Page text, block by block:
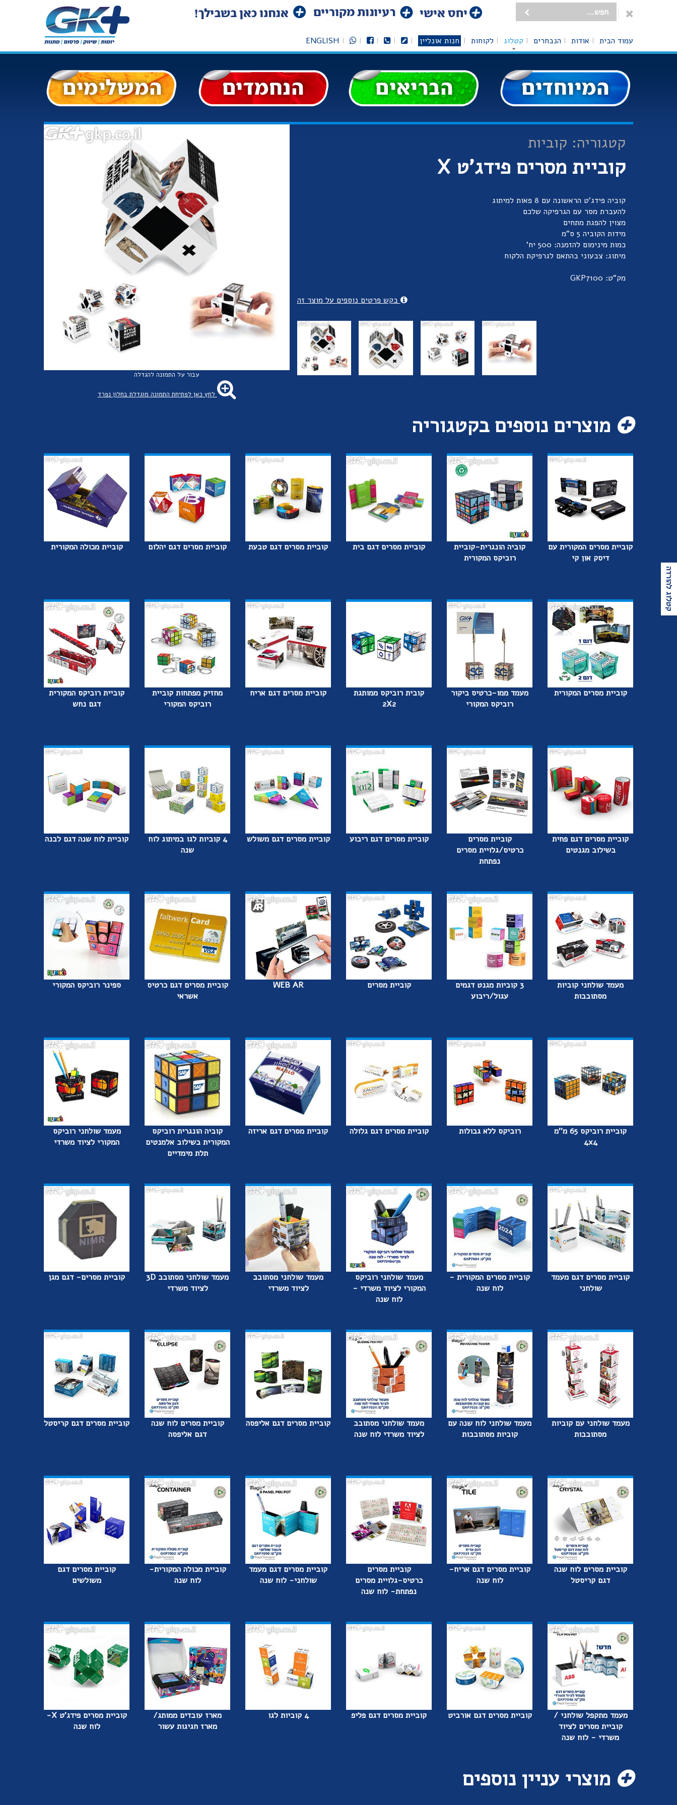
עמוד הבית אודות הנבחרים קטלוג לקוחות חנות אונליין ENGLISH
קטלוג להורדה
קטגוריה: קוביות
קוביית מסרים פידג'ט X
קוביה פידג'ט הראשונה עם 8 פאות למיתוג
להעברת מסר עם הגרפיקה שלכם
מצוין להפגת מתחים
מידות הקוביה 5 ס"מ
כמות מינימום להזמנה: 500 יח'
מיתוג: צבעוני בהתאם לגרפיקת הלקוח
מק"ט: GKP7100
בקש פרטים נוספים על מוצר זה
עבור על התמונה להגדלה
לחץ כאן לפתיחת התמונה מוגדלת בחלון נפרד
מוצרים נוספים בקטגוריה
קוביית מסרים המקורית עם
דיסק און קי
קוביה הונגרית-קוביית
רוביקס המקורית
קוביית מסרים דגם בית קוביית מסרים דגם טבעת קוביית מסרים דגם יהלום קוביית מכולה המקורית
קוביית מסרים המקורית
מעמד ממו-כרטיס ביקור
רוביקס המקורי
קובית רוביקס ממותגת
2X2
קוביית מסרים דגם אריח
מחזיק מפתחות קוביית
רוביקס המקורי
קוביית רוביקס המקורית
דגם נחש
קוביית מסרים דגם פחית
בשילוב מגנטים
קוביית מסרים
כרטיס/גלויית מסרים
נפתחת
קוביית מסרים דגם ריבוע קוביית מסרים דגם משולש
4 קוביות לגו במיתוג לוח
שנה
קוביית לוח שנה דגם לבנה
מעמד שולחני קוביות
מסתובבות
3 קוביות מגנט דגמים
עגול/ריבוע
קוביית מסרים WEB AR
קוביית מסרים דגם כרטיס
אשראי
ספינר רוביקס המקורי
קוביית רוביקס 65 מ''מ
4x4
רוביקס ללא גבולות קוביית מסרים דגם גלולה קוביית מסרים דגם אריזה
קוביה הונגרית רוביקס
המקורית בשילוב אלמנטים
תלת מימדיים
מעמד שולחני רוביקס
המקורי לציוד משרדי
קוביית מסרים דגם מעמד
שולחני
קוביית מסרים המקורית -
לוח שנה
מעמד שולחני רוביקס
המקורי לציוד משרדי -
לוח שנה
מעמד שולחני מסתובב
לציוד משרדי
מעמד שולחני מסתובב 3D
לציוד משרדי
קוביית מסרים- דגם מגן
מעמד שולחני עם קוביות
מסתובבות
מעמד שולחני לוח שנה עם
קוביות מסתובבות
מעמד שולחני מסתובב
לציוד משרדי לוח שנה
קוביית מסרים דגם אליפסה
קוביית מסרים לוח שנה
דגם אליפסה
קוביית מסרים דגם קריסטל
קוביית מסרים לוח שנה
דגם קריסטל
קוביית מסרים דגם אריח-
לוח שנה
קוביית מסרים
כרטיס-גלויית מסרים
נפתחת- לוח שנה
קוביית מסרים דגם מעמד
שולחני- לוח שנה
קוביית מכולה המקורית-
לוח שנה
קוביית מסרים דגם
משולשים
מעמד מתקפל שולחני /
קוביית מסרים לציוד
משרדי - לוח שנה
קוביית מסרים דגם אורביט קוביית מסרים דגם פליפ 4 קוביות לגו
מארז עובדים ממותג/
מארז חגיגות עשור
קוביית מסרים פידג'ט X-
לוח שנה
מוצרי עניין נוספים